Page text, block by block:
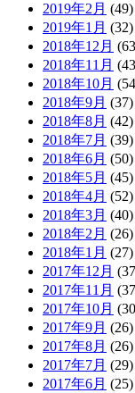
2019年2月 (49)
2019年1月 (32)
2018年12月
2018年11月
2018年10月
2018年9月 (37)
2018年8月 (42)
2018年7月 (39)
2018年6月 (50)
2018年5月 (45)
2018年4月 (52)
2018年3月 (40)
2018年2月 (26)
2018年1月 (27)
2017年12月
2017年11月
2017年10月
2017年9月 (26)
2017年8月 (26)
2017年7月 (29)
2017年6月 (25)